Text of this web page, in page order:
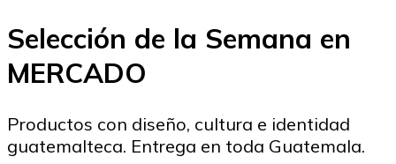
Selección de la Semana en
MERCADO
Productos con diseño, cultura e identidad
guatemalteca. Entrega en toda Guatemala.